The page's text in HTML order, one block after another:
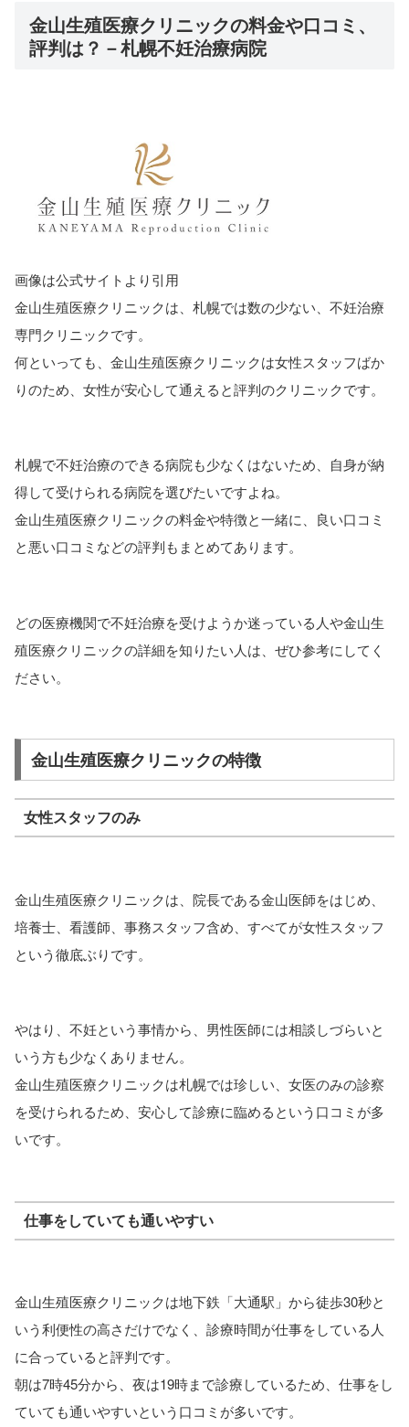
金山生殖医療クリニックの料金や口コミ、
評判は？－札幌不妊治療病院
画像は公式サイトより引用
金山生殖医療クリニックは、札幌では数の少ない、不妊治療
専門クリニックです。
何といっても、金山生殖医療クリニックは女性スタッフばか
りのため、女性が安心して通えると評判のクリニックです。
札幌で不妊治療のできる病院も少なくはないため、自身が納
得して受けられる病院を選びたいですよね。
金山生殖医療クリニックの料金や特徴と一緒に、良い口コミ
と悪い口コミなどの評判もまとめてあります。
どの医療機関で不妊治療を受けようか迷っている人や金山生
殖医療クリニックの詳細を知りたい人は、ぜひ参考にしてく
ださい。
金山生殖医療クリニックの特徴
女性スタッフのみ
金山生殖医療クリニックは、院長である金山医師をはじめ、
培養士、看護師、事務スタッフ含め、 すべてが女性スタッフ
という徹底ぶりです。
やはり、不妊という事情から、男性医師には相談しづらいと
いう方も少なくありません。
金山生殖医療クリニックは札幌では珍しい、女医のみの診察
を受けられるため、安心して診療に臨めるという口コミが多
いです。
仕事をしていても通いやすい
金山生殖医療クリニックは地下鉄「大通駅」から徒歩30秒と
いう利便性の高さだけでなく、診療時間が仕事をしている人
に合っていると評判です。
朝は7時45分から、夜は19時まで診療しているため、 仕事をし
ていても通いやすいという口コミが多いです。